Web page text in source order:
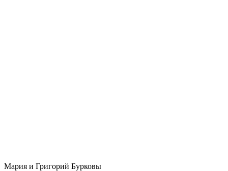
Мария и Григорий Бурковы